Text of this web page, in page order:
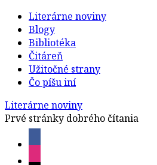
Literárne noviny
Blogy
Bibliotéka
Čitáreň
Užitočné strany
Čo píšu iní
Literárne noviny
Prvé stránky dobrého čítania